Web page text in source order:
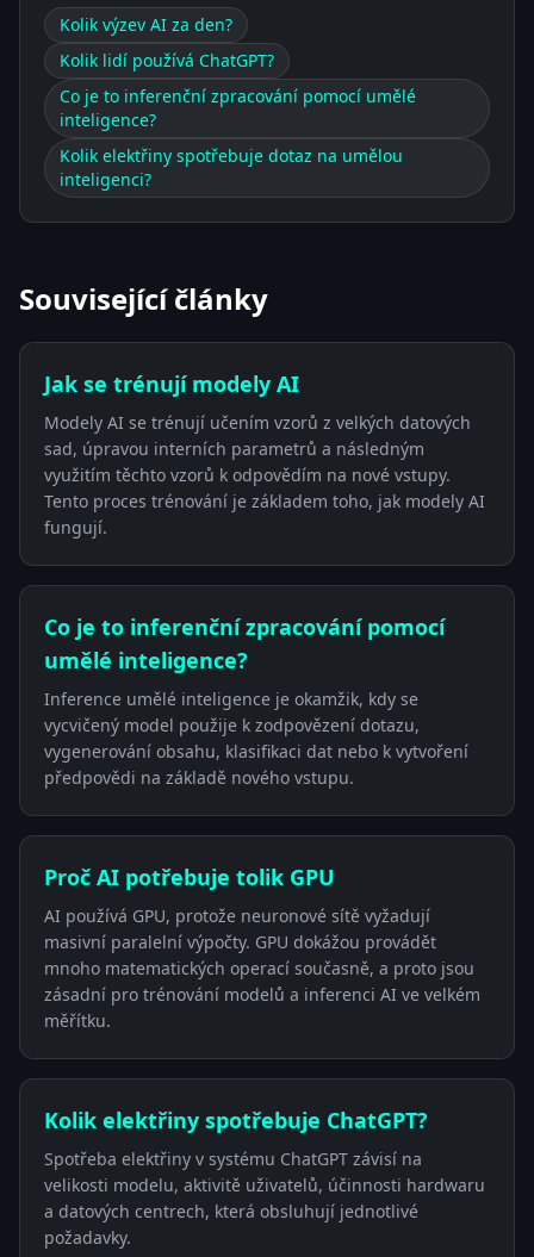
Kolik výzev AI za den?
Kolik lidí používá ChatGPT?
Co je to inferenční zpracování pomocí umělé
inteligence?
Kolik elektřiny spotřebuje dotaz na umělou
inteligenci?
Související články
Jak se trénují modely AI
Modely AI se trénují učením vzorů z velkých datových
sad, úpravou interních parametrů a následným
využitím těchto vzorů k odpovědím na nové vstupy.
Tento proces trénování je základem toho, jak modely AI
fungují.
Co je to inferenční zpracování pomocí
umělé inteligence?
Inference umělé inteligence je okamžik, kdy se
vycvičený model použije k zodpovězení dotazu,
vygenerování obsahu, klasifikaci dat nebo k vytvoření
předpovědi na základě nového vstupu.
Proč AI potřebuje tolik GPU
AI používá GPU, protože neuronové sítě vyžadují
masivní paralelní výpočty. GPU dokážou provádět
mnoho matematických operací současně, a proto jsou
zásadní pro trénování modelů a inferenci AI ve velkém
měřítku.
Kolik elektřiny spotřebuje ChatGPT?
Spotřeba elektřiny v systému ChatGPT závisí na
velikosti modelu, aktivitě uživatelů, účinnosti hardwaru
a datových centrech, která obsluhují jednotlivé
požadavky.